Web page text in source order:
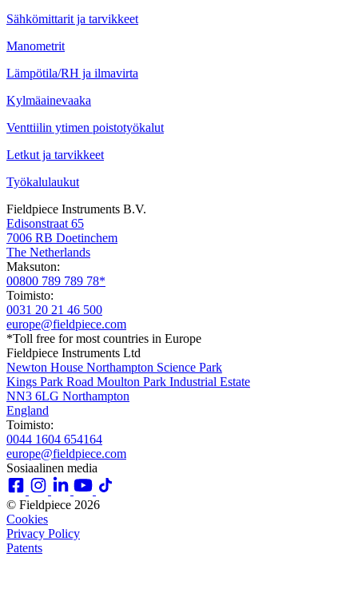
Sähkömittarit ja tarvikkeet
Manometrit
Lämpötila/RH ja ilmavirta
Kylmäainevaaka
Venttiilin ytimen poistotyökalut
Letkut ja tarvikkeet
Työkalulaukut
Fieldpiece Instruments B.V.
Edisonstraat 65
7006 RB Doetinchem
The Netherlands
Maksuton:
00800 789 789 78*
Toimisto:
0031 20 21 46 500
europe@fieldpiece.com
*Toll free for most countries in Europe
Fieldpiece Instruments Ltd
Newton House Northampton Science Park
Kings Park Road Moulton Park Industrial Estate
NN3 6LG Northampton
England
Toimisto:
0044 1604 654164
europe@fieldpiece.com
Sosiaalinen media
© Fieldpiece 2026
Cookies
Privacy Policy
Patents